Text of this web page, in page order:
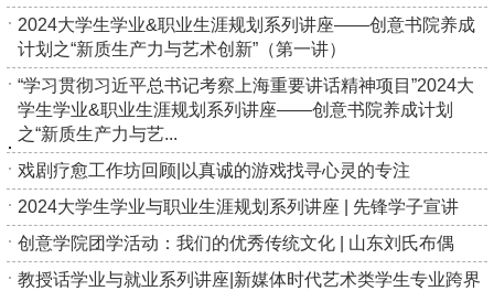
2024大学生学业&职业生涯规划系列讲座——创意书院养成
计划之“新质生产力与艺术创新”（第一讲）
“学习贯彻习近平总书记考察上海重要讲话精神项目”2024大
学生学业&职业生涯规划系列讲座——创意书院养成计划
之“新质生产力与艺...
戏剧疗愈工作坊回顾|以真诚的游戏找寻心灵的专注
2024大学生学业与职业生涯规划系列讲座 | 先锋学子宣讲
创意学院团学活动：我们的优秀传统文化 | 山东刘氏布偶
教授话学业与就业系列讲座|新媒体时代艺术类学生专业跨界